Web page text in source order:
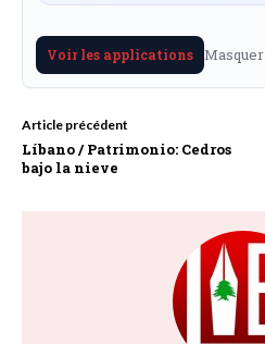
Voir les applications Masquer
Article précédent
Líbano / Patrimonio: Cedros
bajo la nieve